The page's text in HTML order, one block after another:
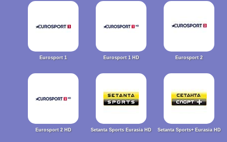
Eurosport 1 Eurosport 1 HD Eurosport 2
Eurosport 2 HD Setanta Sports Eurasia HD Setanta Sports+ Eurasia HD